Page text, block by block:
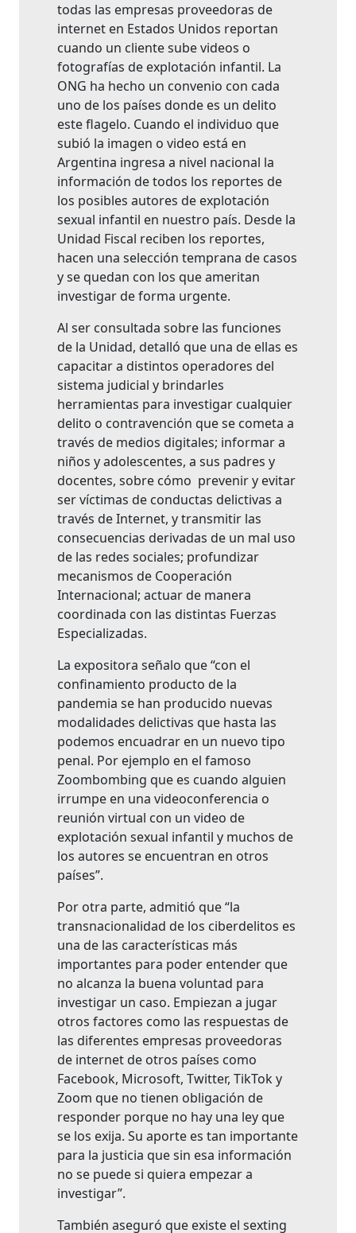
todas las empresas proveedoras de
internet en Estados Unidos reportan
cuando un cliente sube videos o
fotografías de explotación infantil. La
ONG ha hecho un convenio con cada
uno de los países donde es un delito
este flagelo. Cuando el individuo que
subió la imagen o video está en
Argentina ingresa a nivel nacional la
información de todos los reportes de
los posibles autores de explotación
sexual infantil en nuestro país. Desde la
Unidad Fiscal reciben los reportes,
hacen una selección temprana de casos
y se quedan con los que ameritan
investigar de forma urgente.
Al ser consultada sobre las funciones
de la Unidad, detalló que una de ellas es
capacitar a distintos operadores del
sistema judicial y brindarles
herramientas para investigar cualquier
delito o contravención que se cometa a
través de medios digitales; informar a
niños y adolescentes, a sus padres y
docentes, sobre cómo prevenir y evitar
ser víctimas de conductas delictivas a
través de Internet, y transmitir las
consecuencias derivadas de un mal uso
de las redes sociales; profundizar
mecanismos de Cooperación
Internacional; actuar de manera
coordinada con las distintas Fuerzas
Especializadas.
La expositora señalo que “con el
confinamiento producto de la
pandemia se han producido nuevas
modalidades delictivas que hasta las
podemos encuadrar en un nuevo tipo
penal. Por ejemplo en el famoso
Zoombombing que es cuando alguien
irrumpe en una videoconferencia o
reunión virtual con un video de
explotación sexual infantil y muchos de
los autores se encuentran en otros
países”.
Por otra parte, admitió que “la
transnacionalidad de los ciberdelitos es
una de las características más
importantes para poder entender que
no alcanza la buena voluntad para
investigar un caso. Empiezan a jugar
otros factores como las respuestas de
las diferentes empresas proveedoras
de internet de otros países como
Facebook, Microsoft, Twitter, TikTok y
Zoom que no tienen obligación de
responder porque no hay una ley que
se los exija. Su aporte es tan importante
para la justicia que sin esa información
no se puede si quiera empezar a
investigar”.
También aseguró que existe el sexting